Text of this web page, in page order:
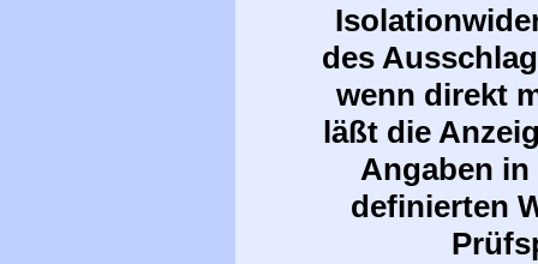
des
wenn direkt
läßt die
Angaben in
definierten